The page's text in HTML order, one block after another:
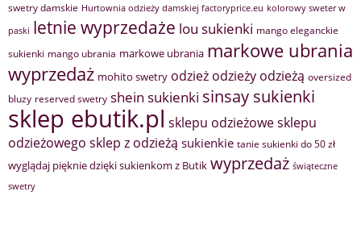
swetry damskie Hurtownia odzieży damskiej factoryprice.eu kolorowy sweter w
paski letnie wyprzedaże lou sukienki mango eleganckie
sukienki mango ubrania markowe ubrania markowe ubrania
wyprzedaż mohito swetry odzież odzieży odzieżą oversized
bluzy reserved swetry shein sukienki sinsay sukienki
sklep ebutik.pl sklepu odzieżowesklepu
odzieżowego sklep z odzieżą sukienkie tanie sukienki do 50 zł
wyglądaj pięknie dzięki sukienkom z Butik wyprzedaż świąteczne
swetry